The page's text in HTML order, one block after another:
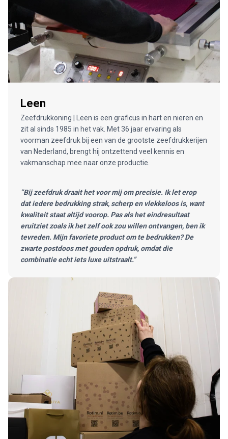
Leen
Zeefdrukkoning | Leen is een graficus in hart en nieren en
zit al sinds 1985 in het vak. Met 36 jaar ervaring als
voorman zeefdruk bij een van de grootste zeefdrukkerijen
van Nederland, brengt hij ontzettend veel kennis en
vakmanschap mee naar onze productie.
“Bij zeefdruk draait het voor mij om precisie. Ik let erop
dat iedere bedrukking strak, scherp en vlekkeloos is, want
kwaliteit staat altijd voorop. Pas als het eindresultaat
eruitziet zoals ik het zelf ook zou willen ontvangen, ben ik
tevreden. Mijn favoriete product om te bedrukken? De
zwarte postdoos met gouden opdruk, omdat die
combinatie echt iets luxe uitstraalt.”